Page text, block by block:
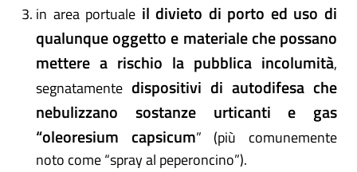
in area portuale il divieto di porto ed uso di
qualunque oggetto e materiale che possano
mettere a rischio la pubblica incolumità,
segnatamente dispositivi di autodifesa che
nebulizzano sostanze urticanti e gas
“oleoresium capsicum” (più comunemente
noto come “spray al peperoncino”).